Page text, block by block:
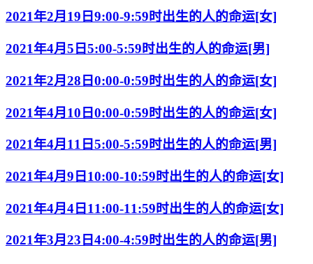
2021年2月19日9:00-9:59时出生的人的命运[女]
2021年4月5日5:00-5:59时出生的人的命运[男]
2021年2月28日0:00-0:59时出生的人的命运[女]
2021年4月10日0:00-0:59时出生的人的命运[女]
2021年4月11日5:00-5:59时出生的人的命运[男]
2021年4月9日10:00-10:59时出生的人的命运[女]
2021年4月4日11:00-11:59时出生的人的命运[女]
2021年3月23日4:00-4:59时出生的人的命运[男]